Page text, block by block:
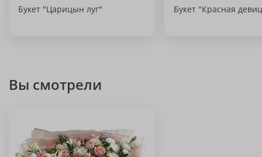
Букет "Царицын луг" Букет "Красная
Вы смотрели